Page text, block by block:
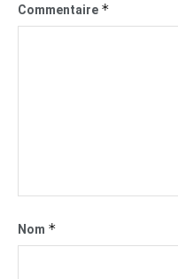
Commentaire *
Nom *